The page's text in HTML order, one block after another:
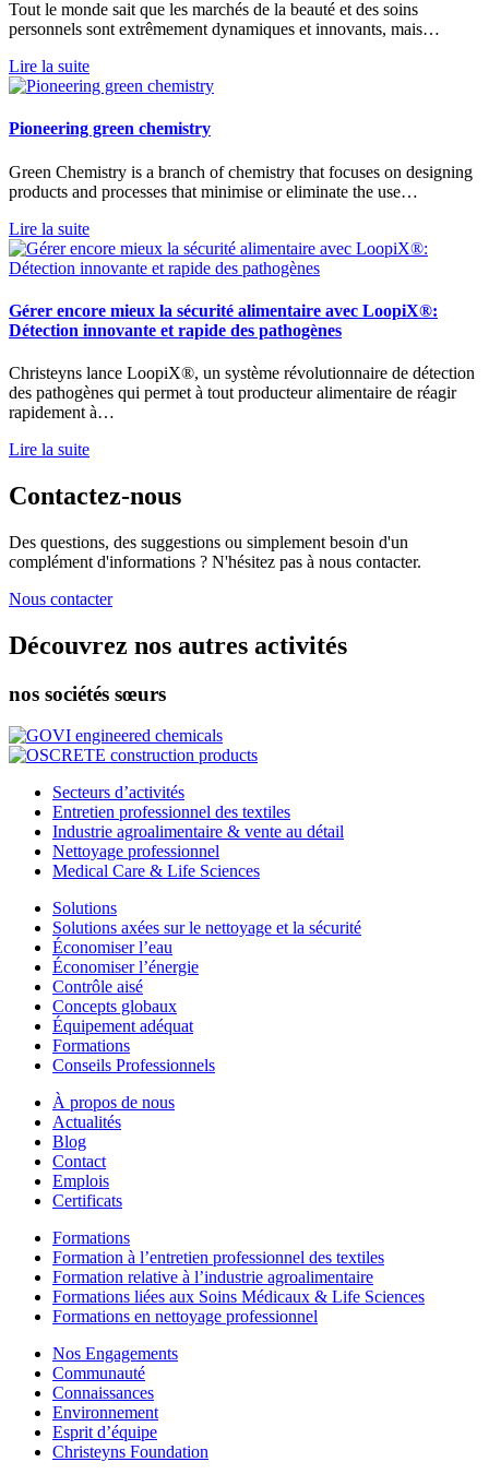
Tout le monde sait que les marchés de la beauté et des soins
personnels sont extrêmement dynamiques et innovants, mais…
Lire la suite
Pioneering green chemistry
Green Chemistry is a branch of chemistry that focuses on designing
products and processes that minimise or eliminate the use…
Lire la suite
Gérer encore mieux la sécurité alimentaire avec LoopiX®:
Détection innovante et rapide des pathogènes
Christeyns lance LoopiX®, un système révolutionnaire de détection
des pathogènes qui permet à tout producteur alimentaire de réagir
rapidement à…
Lire la suite
Contactez-nous
Des questions, des suggestions ou simplement besoin d'un
complément d'informations ? N'hésitez pas à nous contacter.
Nous contacter
Découvrez nos autres activités
nos sociétés sœurs
Secteurs d’activités
Entretien professionnel des textiles
Industrie agroalimentaire & vente au détail
Nettoyage professionnel
Medical Care & Life Sciences
Solutions
Solutions axées sur le nettoyage et la sécurité
Économiser l’eau
Économiser l’énergie
Contrôle aisé
Concepts globaux
Équipement adéquat
Formations
Conseils Professionnels
À propos de nous
Actualités
Blog
Contact
Emplois
Certificats
Formations
Formation à l’entretien professionnel des textiles
Formation relative à l’industrie agroalimentaire
Formations liées aux Soins Médicaux & Life Sciences
Formations en nettoyage professionnel
Nos Engagements
Communauté
Connaissances
Environnement
Esprit d’équipe
Christeyns Foundation